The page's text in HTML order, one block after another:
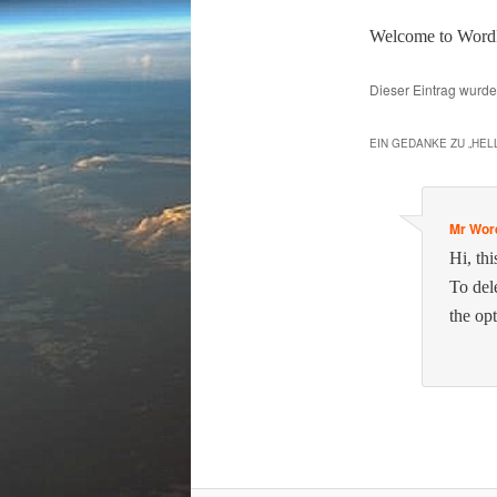
Wel­come to
Dieser Eintrag
EIN GEDANKE ZU „
Mr
Hi,
To
the